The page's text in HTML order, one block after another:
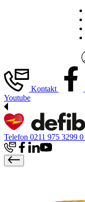
Kontakt
Youtube
Telefon 0211 975 3299 0